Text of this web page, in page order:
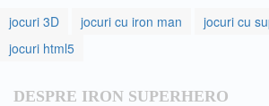
jocuri 3D jocuri cu iron man
jocuri cu
jocuri html5
DESPRE IRON SUPERHERO